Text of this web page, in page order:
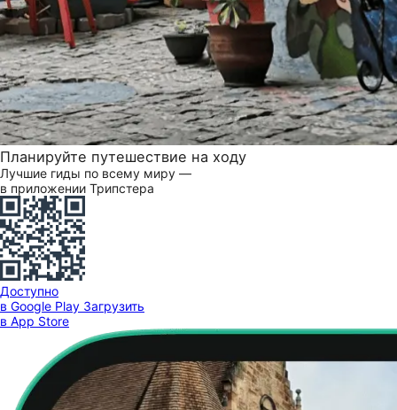
Планируйте путешествие на ходу
Лучшие гиды по всему миру —
в приложении Трипстера
Доступно
в Google Play Загрузить
в App Store